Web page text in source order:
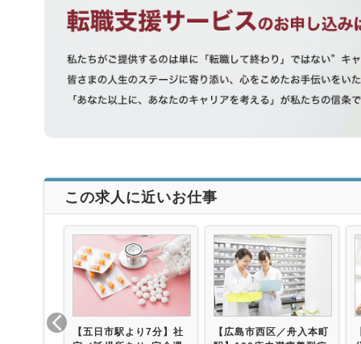
この求人に近いお仕事
【五日市駅より7分】社
【広島市西区／舟入本町